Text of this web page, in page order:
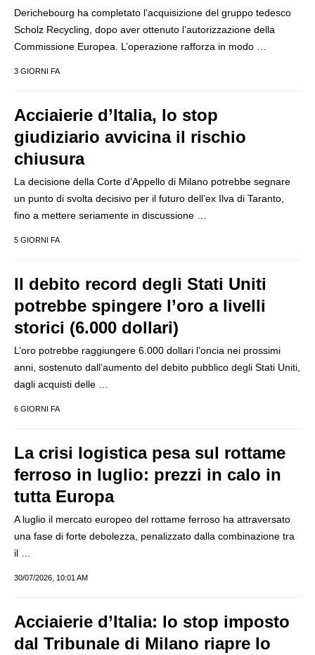
Derichebourg ha completato l’acquisizione del gruppo tedesco
Scholz Recycling, dopo aver ottenuto l’autorizzazione della
Commissione Europea. L’operazione rafforza in modo …
3 GIORNI FA
Acciaierie d’Italia, lo stop
giudiziario avvicina il rischio
chiusura
La decisione della Corte d’Appello di Milano potrebbe segnare
un punto di svolta decisivo per il futuro dell’ex Ilva di Taranto,
fino a mettere seriamente in discussione …
5 GIORNI FA
Il debito record degli Stati Uniti
potrebbe spingere l’oro a livelli
storici (6.000 dollari)
L’oro potrebbe raggiungere 6.000 dollari l’oncia nei prossimi
anni, sostenuto dall’aumento del debito pubblico degli Stati Uniti,
dagli acquisti delle …
6 GIORNI FA
La crisi logistica pesa sul rottame
ferroso in luglio: prezzi in calo in
tutta Europa
A luglio il mercato europeo del rottame ferroso ha attraversato
una fase di forte debolezza, penalizzato dalla combinazione tra
il …
30/07/2026, 10:01 AM
Acciaierie d’Italia: lo stop imposto
dal Tribunale di Milano riapre lo